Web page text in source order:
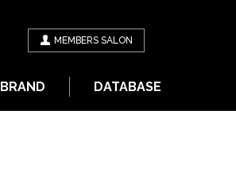
MEMBERS SALON
BRAND DATABASE